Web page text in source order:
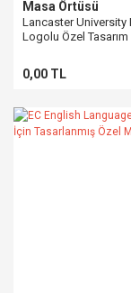
Masa Örtüsü
Lancaster University
Logolu Özel
0,00 TL